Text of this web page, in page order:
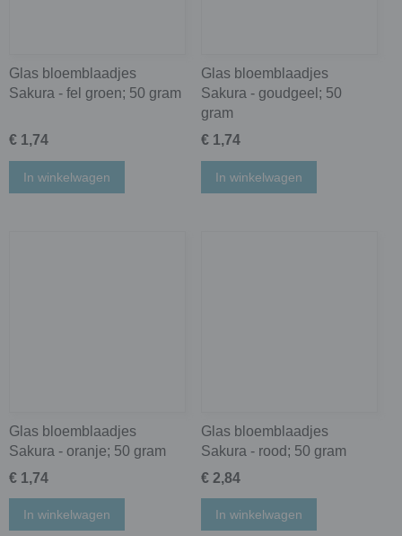
Glas bloemblaadjes
Sakura - fel groen; 50 gram
€ 1,74
In winkelwagen
Glas bloemblaadjes
Sakura - goudgeel; 50
gram
€ 1,74
In winkelwagen
Glas bloemblaadjes
Sakura - oranje; 50 gram
€ 1,74
In winkelwagen
Glas bloemblaadjes
Sakura - rood; 50 gram
€ 2,84
In winkelwagen